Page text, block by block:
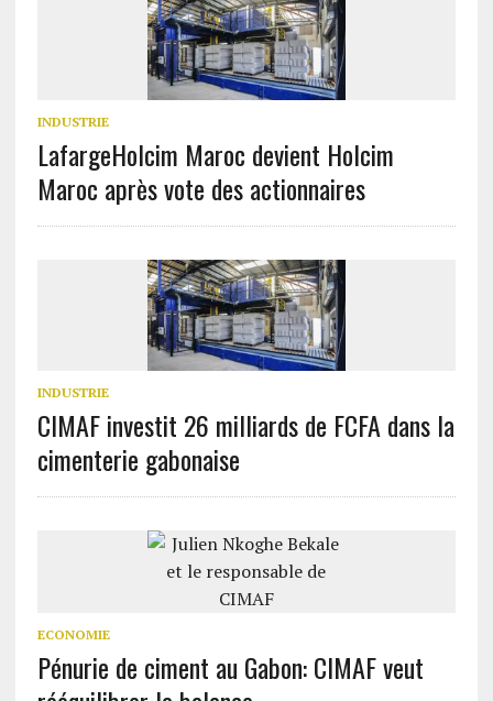
INDUSTRIE
LafargeHolcim Maroc devient Holcim
Maroc après vote des actionnaires
INDUSTRIE
CIMAF investit 26 milliards de FCFA dans la
cimenterie gabonaise
ECONOMIE
Pénurie de ciment au Gabon: CIMAF veut